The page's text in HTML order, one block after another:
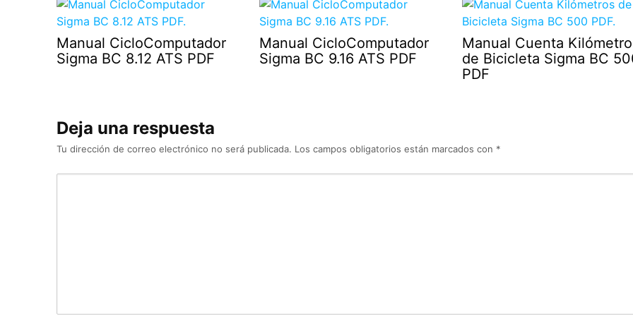
Manual CicloComputador
Sigma BC 8.12 ATS PDF
Manual CicloComputador
Sigma BC 9.16 ATS PDF
Manual Cuenta
de Bicicleta Sigma BC
PDF
Deja una respuesta
Tu dirección de correo electrónico no será publicada. Los campos obligatorios están marcados con *